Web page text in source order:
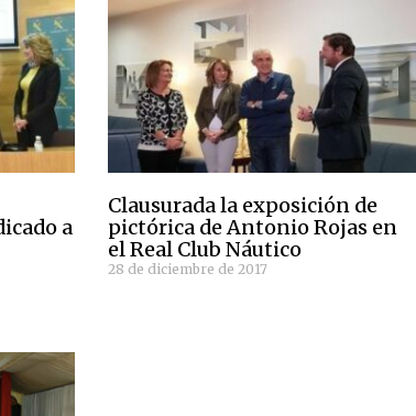
a
Clausurada la exposición de
pictórica de Antonio Rojas en
el Real Club Náutico
28 de diciembre de 2017